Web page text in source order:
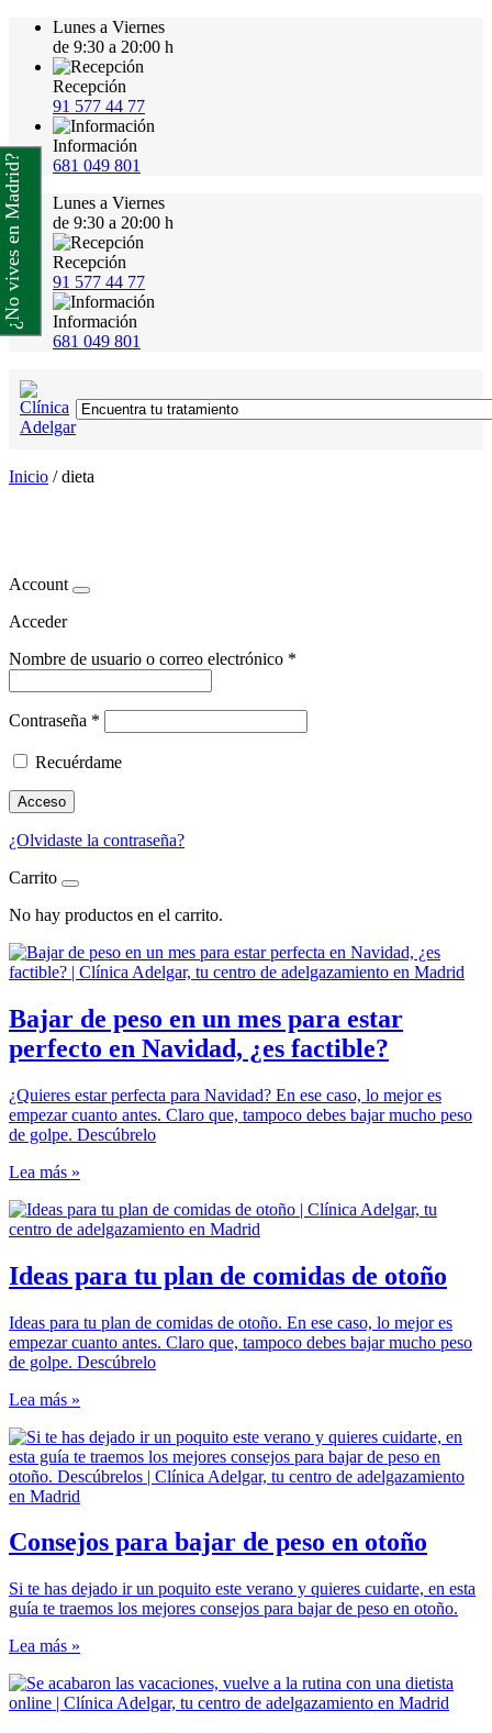
Lunes a Viernes
de 9:30 a 20:00 h
Recepción
91 577 44 77
Información
681 049 801
Lunes a Viernes
de 9:30 a 20:00 h
Recepción
91 577 44 77
Información
681 049 801
Inicio /dieta
Account
Acceder
Nombre de usuario o correo electrónico *
Contraseña *
Recuérdame
Acceso
¿Olvidaste la contraseña?
Carrito
No hay productos en el carrito.
Bajar de peso en un mes para estar
perfecto en Navidad, ¿es factible?
¿Quieres estar perfecta para Navidad? En ese caso, lo mejor es
empezar cuanto antes. Claro que, tampoco debes bajar mucho peso
de golpe. Descúbrelo
Lea más »
Ideas para tu plan de comidas de otoño
Ideas para tu plan de comidas de otoño. En ese caso, lo mejor es
empezar cuanto antes. Claro que, tampoco debes bajar mucho peso
de golpe. Descúbrelo
Lea más »
Consejos para bajar de peso en otoño
Si te has dejado ir un poquito este verano y quieres cuidarte, en esta
guía te traemos los mejores consejos para bajar de peso en otoño.
Lea más »
¿No vives en Madrid?